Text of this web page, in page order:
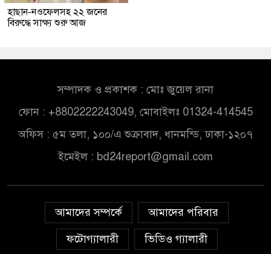
হাছান-নওফেলসহ ২২ জনের
বিরুদ্ধে সাক্ষ্য শুরু আজ
সম্পাদক ও প্রকাশক : মোঃ জুয়েল রানা
ফোন : +8802222243049, মোবাইলঃ 01324-414545
অফিস : ৫ম তলা, ১০০/এ শুক্রাবাদ, ধানমন্ডি, ঢাকা-১২০৭
ইমেইল : bd24report@gmail.com
আমাদের সম্পর্কে
আমাদের পরিবার
ফটোগ্যালারী
ভিডিও গ্যালারী